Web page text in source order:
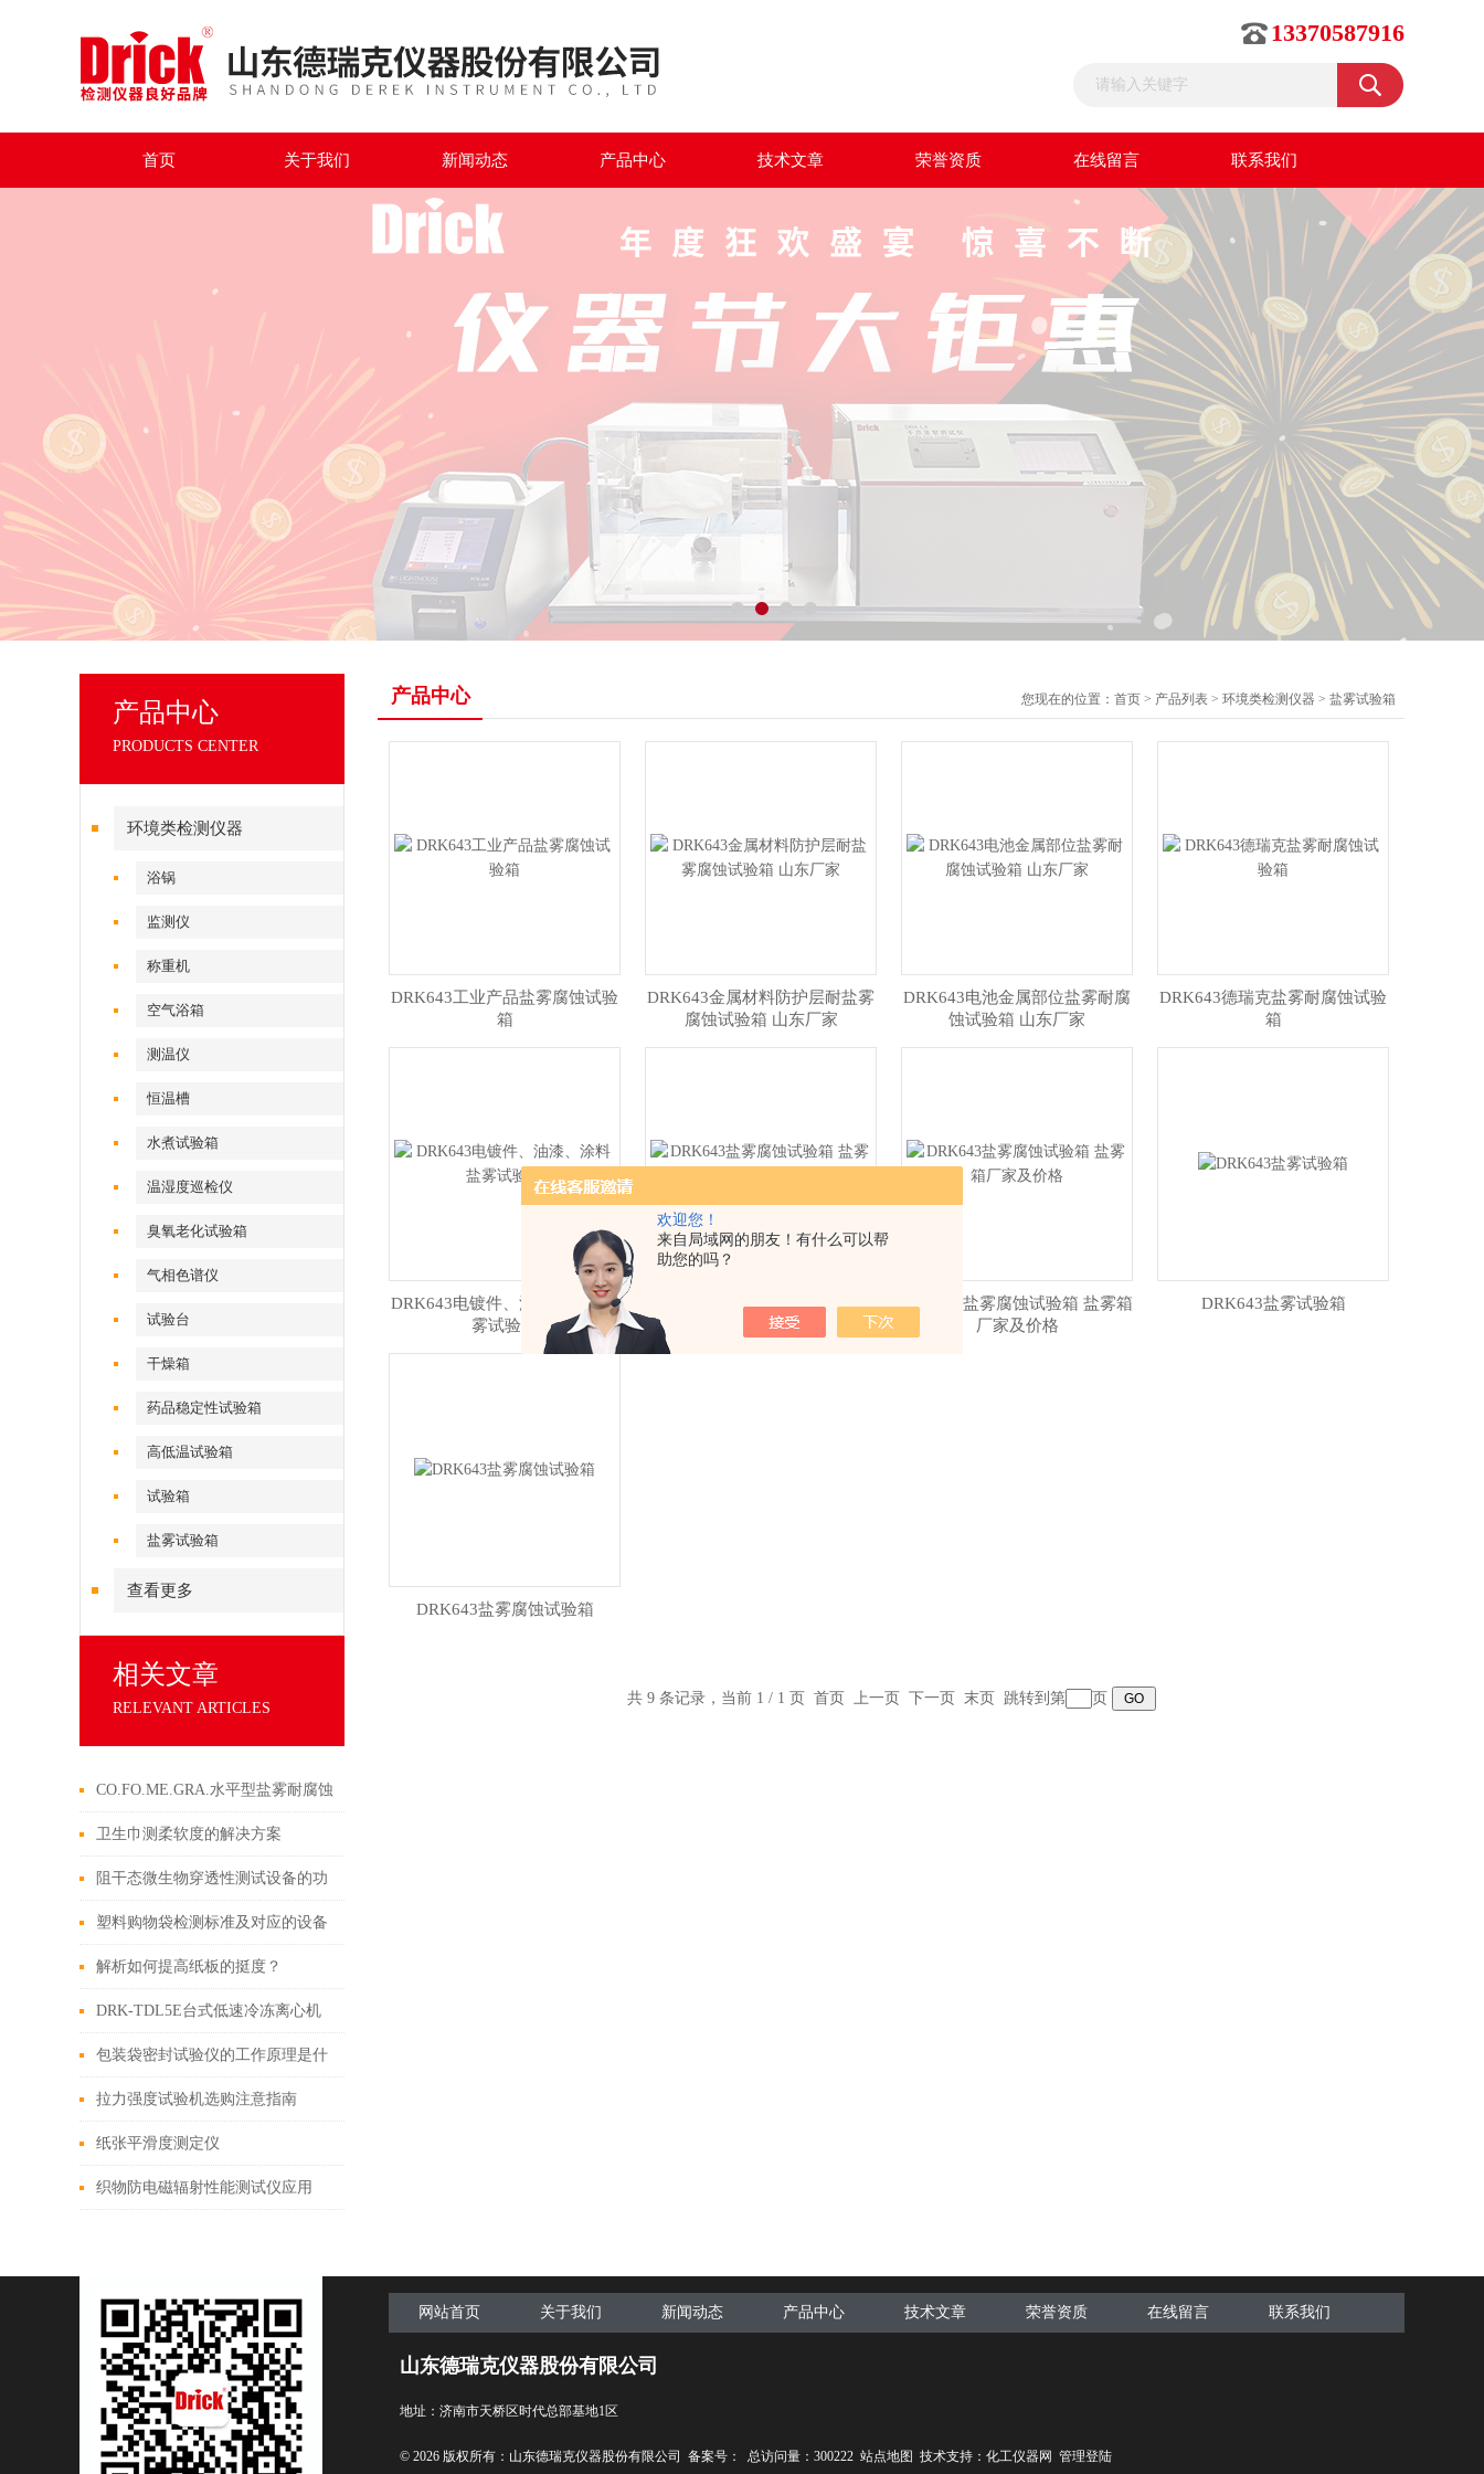
欢迎您！
来自局域网的朋友！有什么可以帮
助您的吗？
13370587916
首页 关于我们 新闻动态 产品中心 技术文章 荣誉资质 在线留言 联系我们
产品中心
PRODUCTS CENTER
环境类检测仪器
浴锅
监测仪
称重机
空气浴箱
测温仪
恒温槽
水煮试验箱
温湿度巡检仪
臭氧老化试验箱
气相色谱仪
试验台
干燥箱
药品稳定性试验箱
高低温试验箱
试验箱
盐雾试验箱
查看更多
相关文章
RELEVANT ARTICLES
CO.FO.ME.GRA.水平型盐雾耐腐蚀
试验箱设备相关试验
卫生巾测柔软度的解决方案
阻干态微生物穿透性测试设备的功
能特点
塑料购物袋检测标准及对应的设备
测试方法
解析如何提高纸板的挺度？
DRK-TDL5E台式低速冷冻离心机
设备简介
包装袋密封试验仪的工作原理是什
么？
拉力强度试验机选购注意指南
纸张平滑度测定仪
织物防电磁辐射性能测试仪应用
产品中心 您现在的位置： 首页 > 产品列表 > 环境类检测仪器 > 盐雾试验箱
DRK643工业产品盐雾腐蚀试验
箱
DRK643金属材料防护层耐盐雾
腐蚀试验箱 山东厂家
DRK643电池金属部位盐雾耐腐
蚀试验箱 山东厂家
DRK643德瑞克盐雾耐腐蚀试验
箱
DRK643电镀件、油漆、涂料盐
雾试验箱
DRK643盐雾腐蚀试验箱 盐雾耐
腐蚀箱
DRK643盐雾腐蚀试验箱 盐雾箱
厂家及价格
DRK643盐雾试验箱
DRK643盐雾腐蚀试验箱
共 9 条记录，当前 1 / 1 页 首页 上一页 下一页 末页 跳转到第 页
网站首页 关于我们 新闻动态 产品中心 技术文章 荣誉资质 在线留言 联系我们
山东德瑞克仪器股份有限公司
地址：济南市天桥区时代总部基地1区
© 2026 版权所有：山东德瑞克仪器股份有限公司 备案号： 总访问量：300222 站点地图 技术支持： 化工仪器网 管理登陆